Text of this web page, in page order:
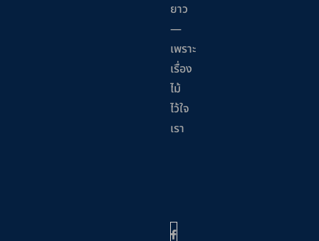
ยาว
—
เพราะ
เรื่อง
ไม้
ไว้ใจ
เรา